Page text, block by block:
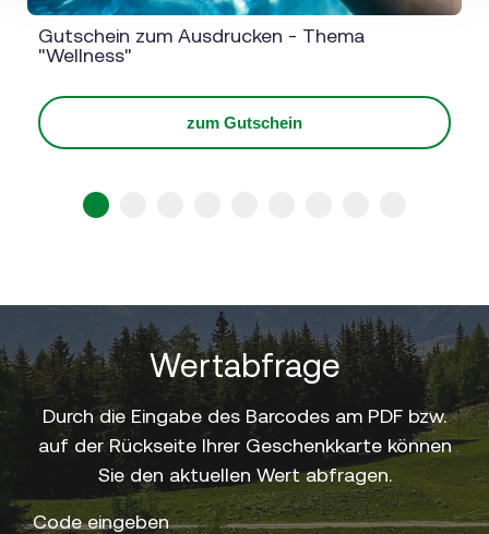
Gutschein zum Ausdrucken - Thema
"Wellness"
zum Gutschein
Wertabfrage
Durch die Eingabe des Barcodes am PDF bzw.
auf der Rückseite Ihrer Geschenkkarte können
Sie den aktuellen Wert abfragen.
Code eingeben